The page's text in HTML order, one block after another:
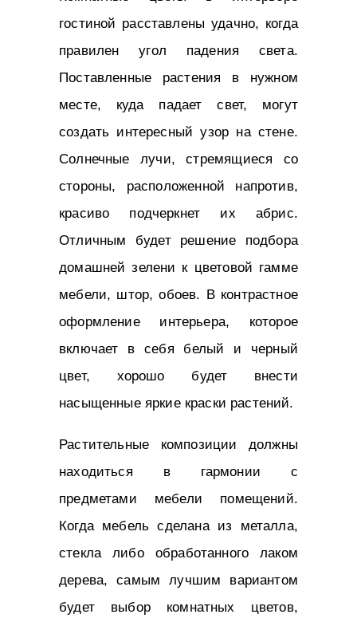
гостиной расставлены удачно, когда
правилен угол падения света.
Поставленные растения в нужном
месте, куда падает свет, могут
создать интересный узор на стене.
Солнечные лучи, стремящиеся со
стороны, расположенной напротив,
красиво подчеркнет их абрис.
Отличным будет решение подбора
домашней зелени к цветовой гамме
мебели, штор, обоев. В контрастное
оформление интерьера, которое
включает в себя белый и черный
цвет, хорошо будет внести
насыщенные яркие краски растений.
Растительные композиции должны
находиться в гармонии с
предметами мебели помещений.
Когда мебель сделана из металла,
стекла либо обработанного лаком
дерева, самым лучшим вариантом
будет выбор комнатных цветов,